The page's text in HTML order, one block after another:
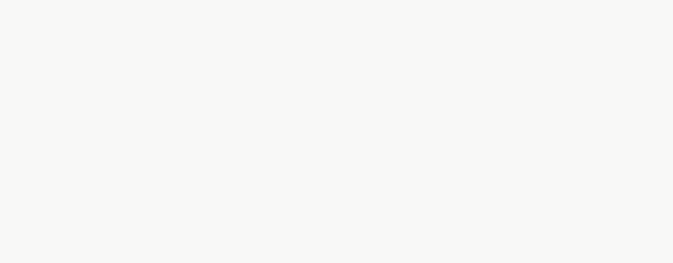
також показала фото, яке зробила в одному із